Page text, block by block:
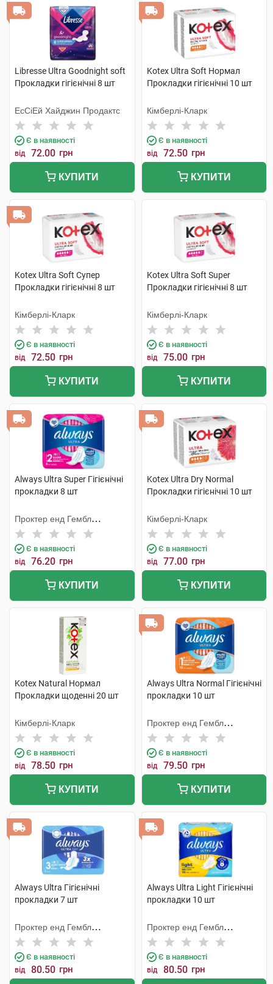
Libresse Ultra Goodnight soft
Прокладки гігієнічні 8 шт
ЕсСіЕй Хайджин Продактс
Є в наявності
від 72.00 грн
КУПИТИ
Kotex Ultra Soft Нормал
Прокладки гігієнічні 10 шт
Кімберлі-Кларк
Є в наявності
від 72.50 грн
КУПИТИ
Kotex Ultra Soft Супер
Прокладки гігієнічні 8 шт
Кімберлі-Кларк
Є в наявності
від 72.50 грн
КУПИТИ
Kotex Ultra Soft Super
Прокладки гігієнічні 8 шт
Кімберлі-Кларк
Є в наявності
від 75.00 грн
КУПИТИ
Always Ultra Super Гігієнічні
прокладки 8 шт
Проктер енд Гембл
Мануфекчурінг
Є в наявності
від 76.20 грн
КУПИТИ
Kotex Ultra Dry Normal
Прокладки гігієнічні 10 шт
Кімберлі-Кларк
Є в наявності
від 77.00 грн
КУПИТИ
Kotex Natural Нормал
Прокладки щоденні 20 шт
Кімберлі-Кларк
Є в наявності
від 78.50 грн
КУПИТИ
Always Ultra Normal Гігієнічні
прокладки 10 шт
Проктер енд Гембл
Мануфекчурінг
Є в наявності
від 79.50 грн
КУПИТИ
Always Ultra Гігієнічні
прокладки 7 шт
Проктер енд Гембл
Мануфекчурінг
Є в наявності
від 80.50 грн
Always Ultra Light Гігієнічні
прокладки 10 шт
Проктер енд Гембл
Мануфекчурінг
Є в наявності
від 80.50 грн